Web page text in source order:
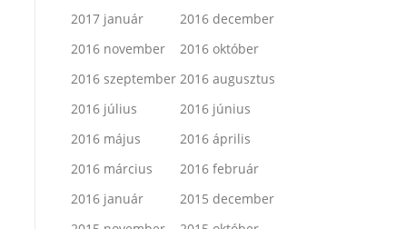
2017 január
2016 december
2016 november
2016 október
2016 szeptember 2016 augusztus
2016 július
2016 június
2016 május
2016 április
2016 március
2016 február
2016 január
2015 december